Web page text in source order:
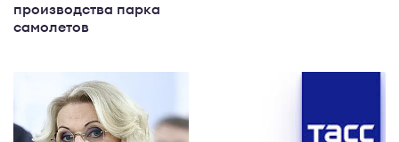
производства парка
самолетов